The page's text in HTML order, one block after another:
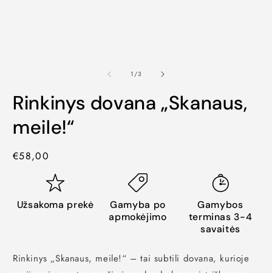
1/3
Rinkinys dovana „Skanaus,
meile!“
Kaina
€58,00
Užsakoma prekė
Gamyba po
apmokėjimo
Gamybos
terminas 3-4
savaitės
Rinkinys „Skanaus, meile!“ – tai subtili dovana, kurioje